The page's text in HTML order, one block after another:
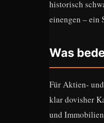
historisch
einengen – ein
Was
Für Aktien-
klar dovisher
und